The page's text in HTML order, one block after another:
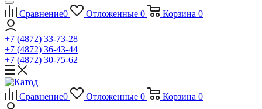
Сравнение0 Отложенные 0 Корзина 0
+7 (4872) 33-73-28
+7 (4872) 36-43-44
+7 (4872) 30-75-62
Сравнение0 Отложенные 0 Корзина 0